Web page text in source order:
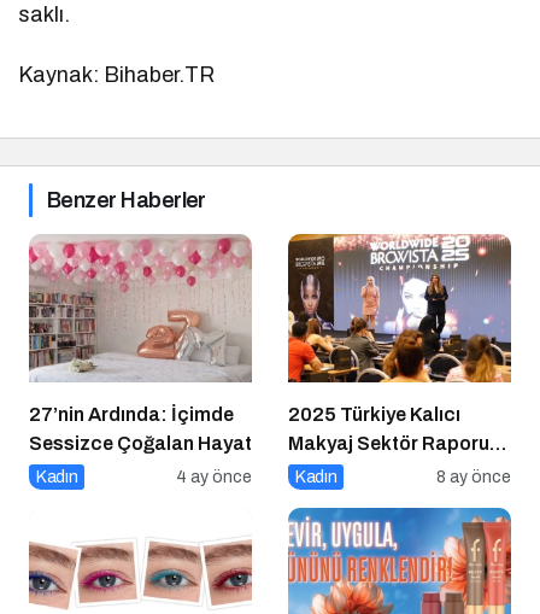
saklı.
Kaynak: Bihaber.TR
Benzer Haberler
27’nin Ardında: İçimde
Sessizce Çoğalan Hayat
Kadın 4 ay önce
2025 Türkiye Kalıcı
Makyaj Sektör Raporu
Açıklandı
Kadın 8 ay önce